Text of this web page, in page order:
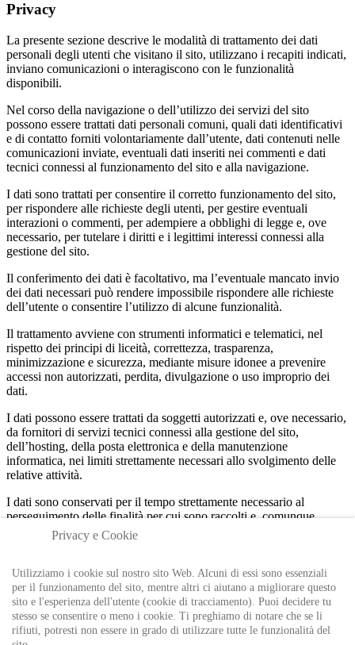
Privacy
La presente sezione descrive le modalità di trattamento dei dati
personali degli utenti che visitano il sito, utilizzano i recapiti indicati,
inviano comunicazioni o interagiscono con le funzionalità
disponibili.
Nel corso della navigazione o dell’utilizzo dei servizi del sito
possono essere trattati dati personali comuni, quali dati identificativi
e di contatto forniti volontariamente dall’utente, dati contenuti nelle
comunicazioni inviate, eventuali dati inseriti nei commenti e dati
tecnici connessi al funzionamento del sito e alla navigazione.
I dati sono trattati per consentire il corretto funzionamento del sito,
per rispondere alle richieste degli utenti, per gestire eventuali
interazioni o commenti, per adempiere a obblighi di legge e, ove
necessario, per tutelare i diritti e i legittimi interessi connessi alla
gestione del sito.
Il conferimento dei dati è facoltativo, ma l’eventuale mancato invio
dei dati necessari può rendere impossibile rispondere alle richieste
dell’utente o consentire l’utilizzo di alcune funzionalità.
Il trattamento avviene con strumenti informatici e telematici, nel
rispetto dei principi di liceità, correttezza, trasparenza,
minimizzazione e sicurezza, mediante misure idonee a prevenire
accessi non autorizzati, perdita, divulgazione o uso improprio dei
dati.
I dati possono essere trattati da soggetti autorizzati e, ove necessario,
da fornitori di servizi tecnici connessi alla gestione del sito,
dell’hosting, della posta elettronica e della manutenzione
informatica, nei limiti strettamente necessari allo svolgimento delle
relative attività.
I dati sono conservati per il tempo strettamente necessario al
perseguimento delle finalità per cui sono raccolti e, comunque,
secondo criteri coerenti con gli obblighi di legge e con le esigenze di
tutela dei diritti del titolare. I dati trasmessi tramite richieste di
e gli eventuali adempimenti connessi. Gli eventuali commenti
restano pubblicati fino a rimozione o diversa determinazione del
titolare.
L’interessato può esercitare, nei casi previsti dalla normativa vigente,
Privacy e Cookie
Utilizziamo i cookie sul nostro sito Web. Alcuni di essi sono essenziali
per il funzionamento del sito, mentre altri ci aiutano a migliorare questo
sito e l'esperienza dell'utente (cookie di tracciamento). Puoi decidere tu
stesso se consentire o meno i cookie. Ti preghiamo di notare che se li
rifiuti, potresti non essere in grado di utilizzare tutte le funzionalità del